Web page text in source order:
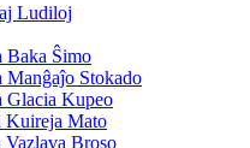
Ludiloj
Baka Ŝimo
Manĝaĵo Stokado
Glacia Kupeo
Kuireja Mato
Vazlava Broso